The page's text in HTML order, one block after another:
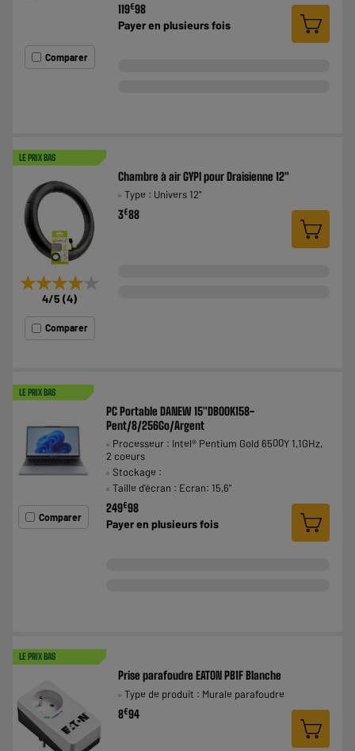
Comparer
119€98
Payer en plusieurs fois
LE PRIX BAS
★★★★★
★★★★★
4/5 (4)
Comparer
Chambre à air GYPI pour Draisienne 12"
Type : Univers 12"
3€88
LE PRIX BAS
Comparer
PC Portable DANEW 15"DBOOK158-
Pent/8/256Go/Argent
Processeur : Intel® Pentium Gold 6500Y 1,1GHz,
2 coeurs
Stockage :
Taille d'écran : Ecran: 15,6"
249€98
Payer en plusieurs fois
LE PRIX BAS
Prise parafoudre EATON PB1F Blanche
Type de produit : Murale parafoudre
8€94